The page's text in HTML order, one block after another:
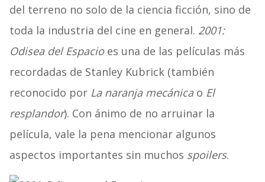
del terreno no solo de la ciencia ficción, sino de
toda la industria del cine en general. 2001:
Odisea del Espacioes una de las películas más
recordadas de Stanley Kubrick (también
reconocido por La naranja mecánicao El
resplandor). Con ánimo de no arruinar la
película, vale la pena mencionar algunos
aspectos importantes sin muchos spoilers.